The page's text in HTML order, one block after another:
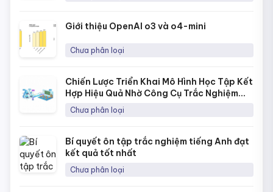
Giới thiệu OpenAI o3 và o4-mini
Chưa phân loại
Chiến Lược Triển Khai Mô Hình Học Tập Kết
Hợp Hiệu Quả Nhờ Công Cụ Trắc Nghiệm
Online
Chưa phân loại
Bí quyết ôn tập trắc nghiệm tiếng Anh đạt
kết quả tốt nhất
Chưa phân loại